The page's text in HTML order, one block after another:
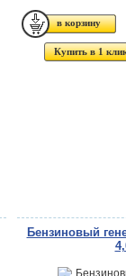
Купить в 1
Бензиновый